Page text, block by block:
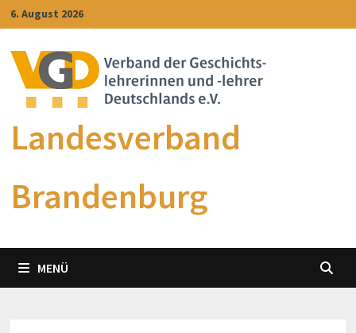
Zum
Inhalt
springen
6. August 2026
Landesverband
Brandenburg
MENÜ